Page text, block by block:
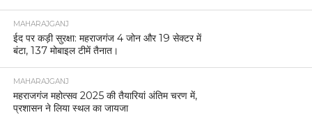
MAHARAJGANJ
ईद पर कड़ी सुरक्षा: महराजगंज 4 जोन और 19 सेक्टर में
बंटा, 137 मोबाइल टीमें तैनात।
MAHARAJGANJ
महराजगंज महोत्सव 2025 की तैयारियां अंतिम चरण में,
प्रशासन ने लिया स्थल का जायजा